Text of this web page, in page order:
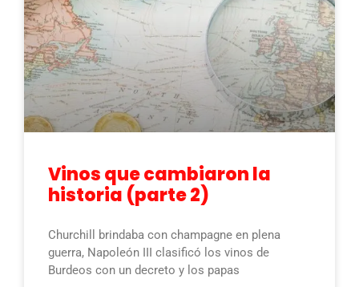
Vinos que cambiaron la
historia (parte 2)
Churchill brindaba con champagne en plena
guerra, Napoleón III clasificó los vinos de
Burdeos con un decreto y los papas